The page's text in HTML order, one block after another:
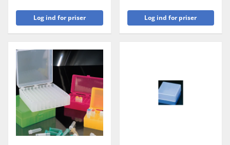
Log ind for priser Log ind for priser